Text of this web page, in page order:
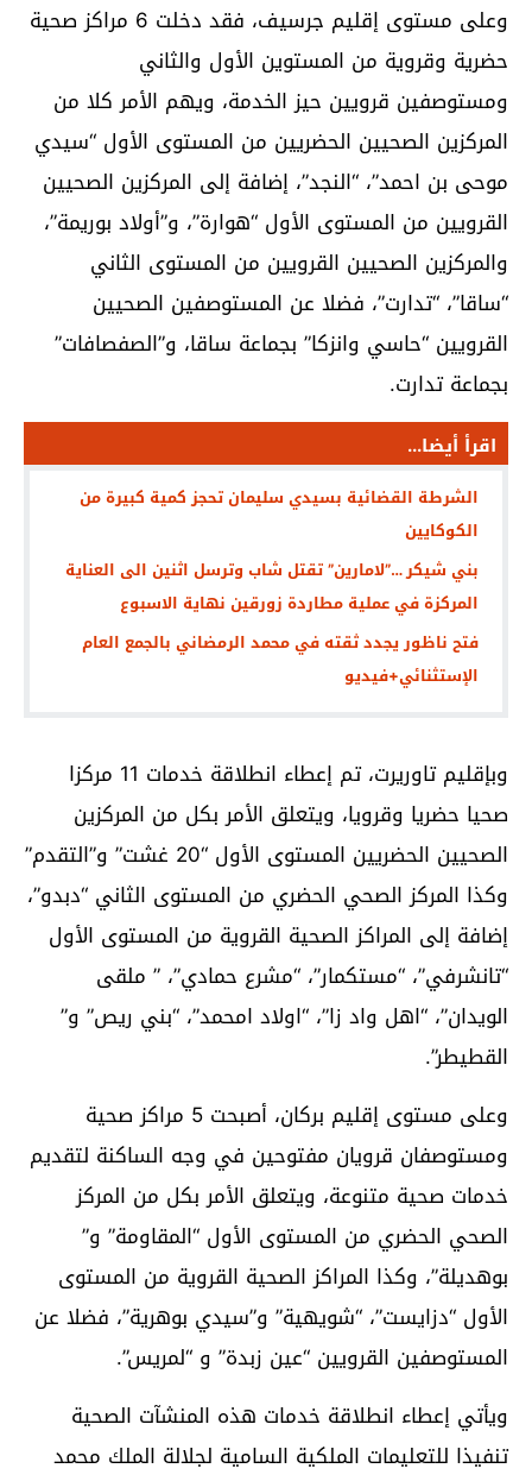
وعلى مستوى إقليم جرسيف، فقد دخلت 6 مراكز صحية
حضرية وقروية من المستوين الأول والثاني
ومستوصفين قرويين حيز الخدمة، ويهم الأمر كلا من
المركزين الصحيين الحضريين من المستوى الأول “سيدي
موحى بن احمد”، “النجد”، إضافة إلى المركزين الصحيين
القرويين من المستوى الأول “هوارة”، و”أولاد بوريمة”،
والمركزين الصحيين القرويين من المستوى الثاني
“ساقا”، “تدارت”، فضلا عن المستوصفين الصحيين
القرويين “حاسي وانزكا” بجماعة ساقا، و”الصفصافات”
بجماعة تدارت.
اقرأ أيضا...
الشرطة القضائية بسيدي سليمان تحجز كمية كبيرة من
الكوكايين
بني شيكر …”لامارين” تقتل شاب وترسل اثنين الى العناية
المركزة في عملية مطاردة زورقين نهاية الاسبوع
فتح ناظور يجدد ثقته في محمد الرمضاني بالجمع العام
الإستثنائي+فيديو
وبإقليم تاوريرت، تم إعطاء انطلاقة خدمات 11 مركزا
صحيا حضريا وقرويا، ويتعلق الأمر بكل من المركزين
الصحيين الحضريين المستوى الأول “20 غشت” و”التقدم”
وكذا المركز الصحي الحضري من المستوى الثاني “دبدو”،
إضافة إلى المراكز الصحية القروية من المستوى الأول
“تانشرفي”، “مستكمار”، “مشرع حمادي”، ” ملقى
الويدان”، “اهل واد زا”، “اولاد امحمد”، “بني ريص” و”
القطيطر”.
وعلى مستوى إقليم بركان، أصبحت 5 مراكز صحية
ومستوصفان قرويان مفتوحين في وجه الساكنة لتقديم
خدمات صحية متنوعة، ويتعلق الأمر بكل من المركز
الصحي الحضري من المستوى الأول “المقاومة” و”
بوهديلة”، وكذا المراكز الصحية القروية من المستوى
الأول “دزايست”، “شويهية” و”سيدي بوهرية”، فضلا عن
المستوصفين القرويين “عين زبدة” و “لمريس”.
ويأتي إعطاء انطلاقة خدمات هذه المنشآت الصحية
تنفيذا للتعليمات الملكية السامية لجلالة الملك محمد